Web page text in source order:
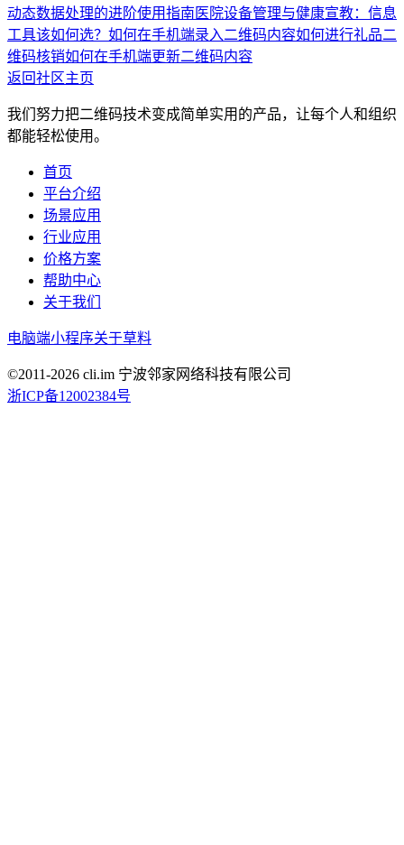
动态数据处理的进阶使用指南 医院设备管理与健康宣教：信息
工具该如何选？ 如何在手机端录入二维码内容如何进行礼品二
维码核销如何在手机端更新二维码内容
返回社区主页
我们努力把二维码技术变成简单实用的产品，让每个人和组织
都能轻松使用。
首页
平台介绍
场景应用
行业应用
价格方案
帮助中心
关于我们
电脑端小程序关于草料
©2011-2026 cli.im 宁波邻家网络科技有限公司
浙ICP备12002384号